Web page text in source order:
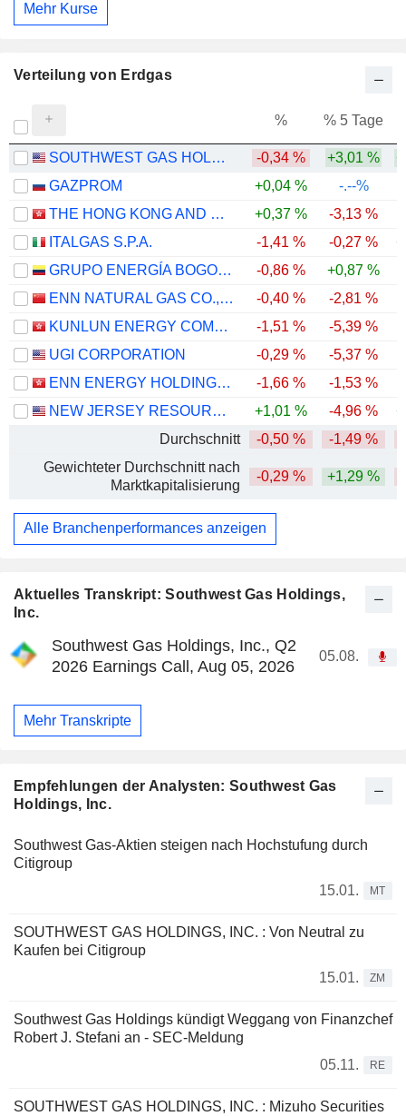
Aktuelles Transkript: Southwest Gas Holdings,
Inc.
Southwest Gas Holdings, Inc., Q2
2026 Earnings Call, Aug 05, 2026
05.08.
Mehr Transkripte
Empfehlungen der Analysten: Southwest Gas
Holdings, Inc.
Southwest Gas-Aktien steigen nach Hochstufung durch
Citigroup
15.01.
MT
SOUTHWEST GAS HOLDINGS, INC. : Von Neutral zu
Kaufen bei Citigroup
15.01.
ZM
Southwest Gas Holdings kündigt Weggang von Finanzchef
Robert J. Stefani an - SEC-Meldung
05.11.
RE
SOUTHWEST GAS HOLDINGS, INC. : Mizuho Securities
Mehr Kurse
Verteilung von Erdgas
% % 5 Tage
SOUTHWEST GAS HOLDINGS, INC. -0,34 % +3,01 %
GAZPROM
+0,04 %
-.--%
THE HONG KONG AND CHINA GAS COMPANY LIMITED
+0,37 % -3,13 %
ITALGAS S.P.A.
-1,41 % -0,27 %
GRUPO ENERGÍA BOGOTÁ S.A. E.S.P.
-0,86 % +0,87 %
ENN NATURAL GAS CO., LTD.
-0,40 % -2,81 %
KUNLUN ENERGY COMPANY LIMITED
-1,51 % -5,39 %
UGI CORPORATION
-0,29 % -5,37 %
ENN ENERGY HOLDINGS LIMITED
-1,66 % -1,53 %
NEW JERSEY RESOURCES CORPORATION
+1,01 % -4,96 %
Durchschnitt
-0,50 % -1,49 %
Gewichteter Durchschnitt nach
Marktkapitalisierung
-0,29 % +1,29 %
Alle Branchenperformances anzeigen